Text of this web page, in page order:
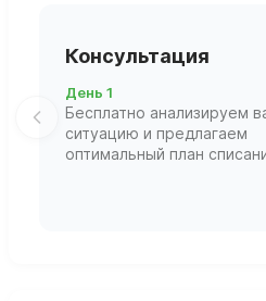
Консультация
День 1
Бесплатно анализируем
ситуацию и предлагаем
оптимальный план